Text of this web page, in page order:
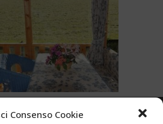
Consenso Cookie